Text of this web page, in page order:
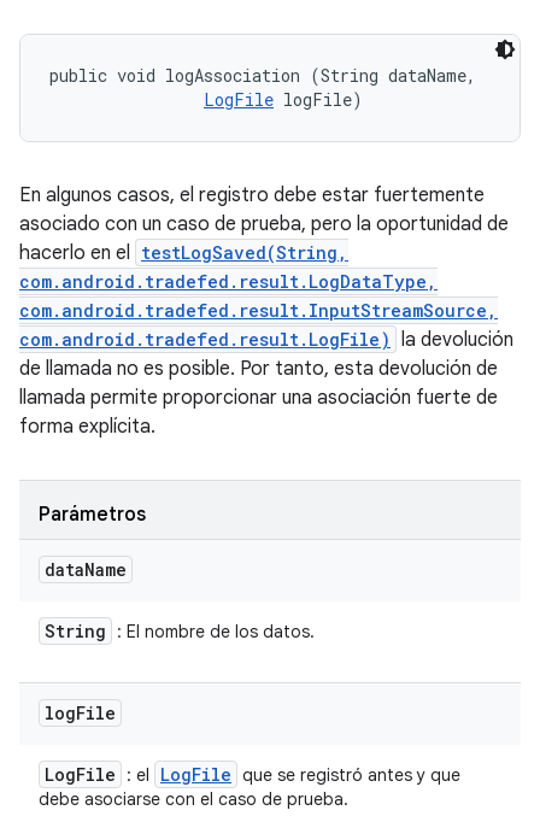
public void logAssociation (String dataName,
LogFile logFile)
En algunos casos, el registro debe estar fuertemente
asociado con un caso de prueba, pero la oportunidad de
hacerlo en el testLogSaved(String,
com.android.tradefed.result.LogDataType,
com.android.tradefed.result.InputStreamSource,
com.android.tradefed.result.LogFile) la devolución
de llamada no es posible. Por tanto, esta devolución de
llamada permite proporcionar una asociación fuerte de
forma explícita.
Parámetros
dataName
String : El nombre de los datos.
logFile
LogFile : el LogFile que se registró antes y que
debe asociarse con el caso de prueba.